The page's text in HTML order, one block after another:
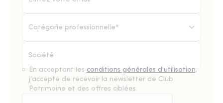
Catégorie professionnelle*
En acceptant les conditions générales d'utilisation,
j'accepte de recevoir la newsletter de Club
Patrimoine et des offres ciblées.